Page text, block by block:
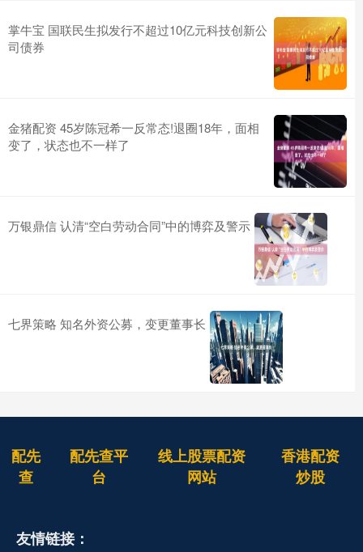
掌牛宝 国联民生拟发行不超过10亿元科技创新公
司债券
金猪配资 45岁陈冠希一反常态!退圈18年，面相
变了，状态也不一样了
万银鼎信 认清“空白劳动合同”中的博弈及警示
七界策略 知名外资公募，变更董事长
配先
查
配先查平
台
线上股票配资
网站
香港配资
炒股
友情链接：